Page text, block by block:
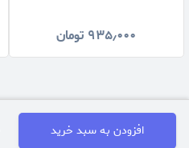
افزودن به سبد خرید
۹۳۵٫۰۰۰ تومان